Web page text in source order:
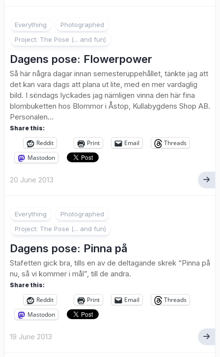
Everything
Photographed
Project: The Pose (... and fun)
Dagens pose: Flowerpower
Så här några dagar innan semesteruppehållet, tänkte jag att
det kan vara dags att plana ut lite, med en mer vardaglig
bild. I söndags lyckades jag nämligen vinna den här fina
blombuketten hos Blommor i Åstop, Kullabygdens Shop AB.
Personalen...
Share this:
Reddit Print Email
Threads
Mastodon
20 June 2013
Everything
Photographed
Project: The Pose (... and fun)
Dagens pose: Pinna på
Stafetten gick bra, tills en av de deltagande skrek “Pinna på
nu, så vi kommer i mål”, till de andra.
Share this:
Reddit Print Email
Threads
Mastodon
19 June 2013